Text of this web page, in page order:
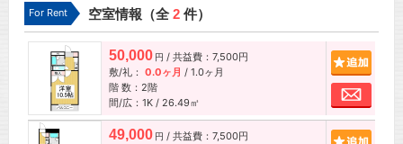
For Rent 空室情報（全2件）
50,000 円 / 共益費：7,500円
敷/礼： 0.0ヶ月 / 1.0ヶ月
階 数：2階
間/広：1K / 26.49㎡
お問
49,000 円 / 共益費：7,500円